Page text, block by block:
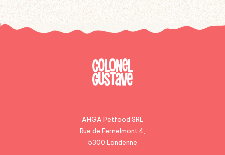
AHGA Petfood SRL
Rue de Fernelmont 4,
5300 Landenne